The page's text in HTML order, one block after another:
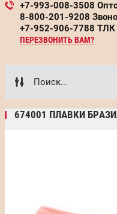
+7-993-008-3508
8-800-201-9208
+7-952-906-7788
ПЕРЕЗВОНИТЬ ВАМ?
674001 ПЛАВКИ